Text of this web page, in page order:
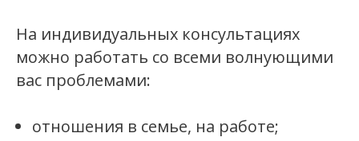
На индивидуальных консультациях
можно работать со всеми волнующими
вас проблемами:
отношения в семье, на работе;